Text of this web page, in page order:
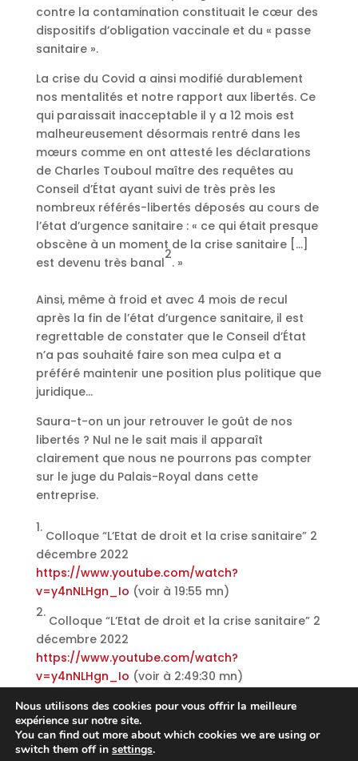
contre la contamination constituait le cœur des
dispositifs d’obligation vaccinale et du « passe
sanitaire ».
La crise du Covid a ainsi modifié durablement
nos mentalités et notre rapport aux libertés. Ce
qui paraissait inacceptable il y a 12 mois est
malheureusement désormais rentré dans les
mœurs comme en ont attesté les déclarations
de Charles Touboul maître des requêtes au
Conseil d’État ayant suivi de très près les
nombreux référés-libertés déposés au cours de
l’état d’urgence sanitaire : « ce qui était presque
obscène à un moment de la crise sanitaire […]
est devenu très banal
2
. »
Ainsi, même à froid et avec 4 mois de recul
après la fin de l’état d’urgence sanitaire, il est
regrettable de constater que le Conseil d’État
n’a pas souhaité faire son mea culpa et a
préféré maintenir une position plus politique que
juridique…
Saura-t-on un jour retrouver le goût de nos
libertés ? Nul ne le sait mais il apparaît
clairement que nous ne pourrons pas compter
sur le juge du Palais-Royal dans cette
entreprise.
1.
Colloque “L’Etat de droit et la crise sanitaire” 2
décembre 2022
https://www.youtube.com/watch?
v=y4nNLHgn_Io (voir à 19:55 mn)
2.
Colloque “L’Etat de droit et la crise sanitaire” 2
décembre 2022
https://www.youtube.com/watch?
v=y4nNLHgn_Io (voir à 2:49:30 mn)
Nous utilisons des cookies pour vous offrir la meilleure
expérience sur notre site.
You can find out more about which cookies we are using or
switch them off in settings.